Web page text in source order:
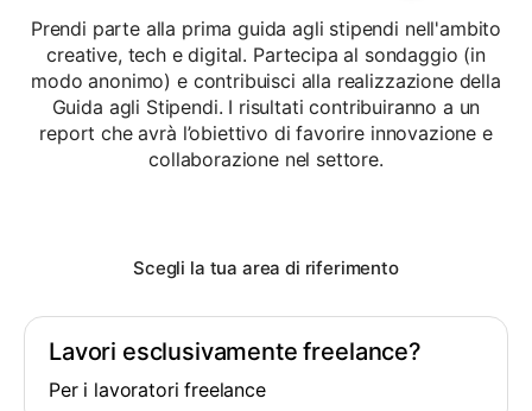
Prendi parte alla prima guida agli stipendi nell'ambito
creative, tech e digital. Partecipa al sondaggio (in
modo anonimo) e contribuisci alla realizzazione della
Guida agli Stipendi. I risultati contribuiranno a un
report che avrà l’obiettivo di favorire innovazione e
collaborazione nel settore.
Scegli la tua area di riferimento
Lavori esclusivamente freelance?
Per i lavoratori freelance